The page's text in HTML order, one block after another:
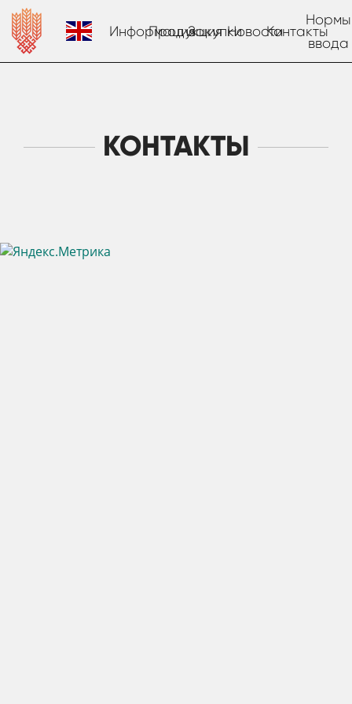
Информация
Продукция
ЗакупкиНовостиКонтакты
Нормы
ввода
КОНТАКТЫ